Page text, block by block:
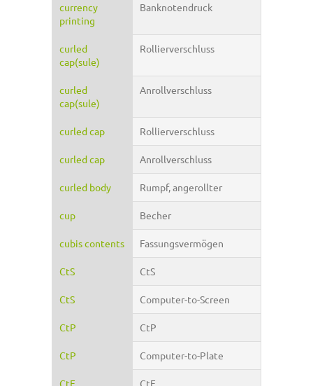
currency
printing
Banknotendruck
curled
cap(sule)
Rollierverschluss
curled
cap(sule)
Anrollverschluss
curled cap Rollierverschluss
curled cap Anrollverschluss
curled body Rumpf, angerollter
cup Becher
cubis contents Fassungsvermögen
CtS CtS
CtS Computer-to-Screen
CtP CtP
CtP Computer-to-Plate
CtF CtF